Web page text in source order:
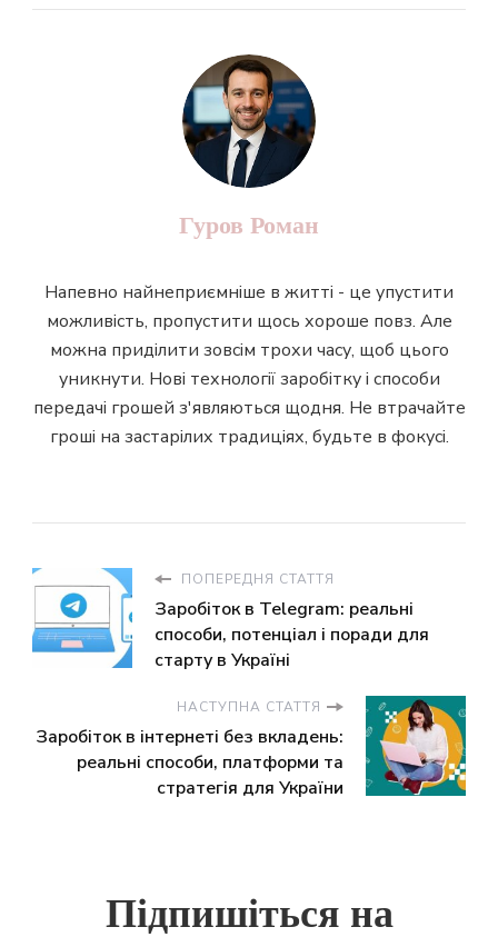
Гуров Роман
Напевно найнеприємніше в житті - це упустити
можливість, пропустити щось хороше повз. Але
можна приділити зовсім трохи часу, щоб цього
уникнути. Нові технології заробітку і способи
передачі грошей з'являються щодня. Не втрачайте
гроші на застарілих традиціях, будьте в фокусі.
ПОПЕРЕДНЯ СТАТТЯ
Заробіток в Telegram: реальні
способи, потенціал і поради для
старту в Україні
НАСТУПНА СТАТТЯ
Заробіток в інтернеті без вкладень:
реальні способи, платформи та
стратегія для України
Підпишіться на